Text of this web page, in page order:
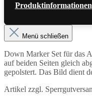
Produktinformationen
Menü schließen
Down Marker Set für das
auf beiden Seiten gleich
gepolstert. Das Bild dient
Artikel zzgl.